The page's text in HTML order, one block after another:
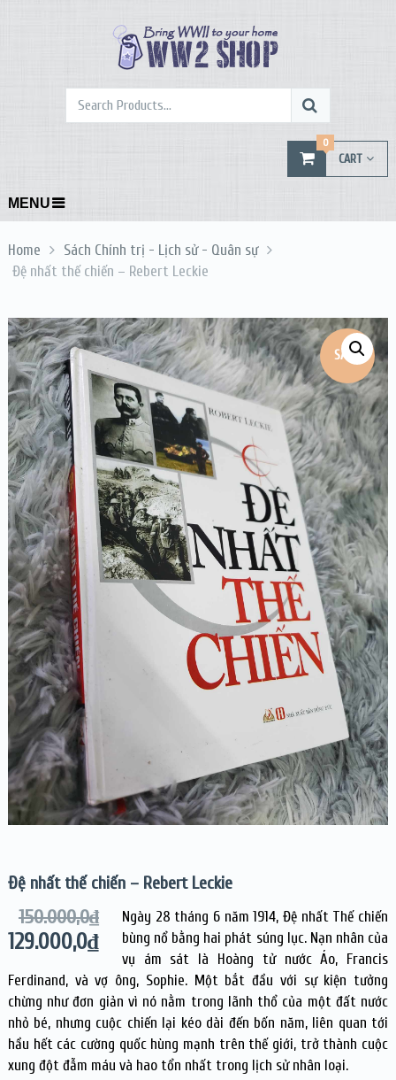
CART
0
MENU
Home
Sách Chính trị - Lịch sử - Quân sự
Đệ nhất thế chiến – Rebert Leckie
SALE!
Đệ nhất thế chiến – Rebert Leckie
150.000,0₫
129.000,0₫
Ngày 28 tháng 6 năm 1914, Đệ nhất Thế chiến
bùng nổ bằng hai phát súng lục. Nạn nhân của
vụ ám sát là Hoàng tử nước Áo, Francis
Ferdinand, và vợ ông, Sophie. Một bắt đầu với sự kiện tưởng
chừng như đơn giản vì nó nằm trong lãnh thổ của một đất nước
nhỏ bé, nhưng cuộc chiến lại kéo dài đến bốn năm, liên quan tới
hầu hết các cường quốc hùng mạnh trên thế giới, trở thành cuộc
xung đột đẫm máu và hao tổn nhất trong lịch sử nhân loại.